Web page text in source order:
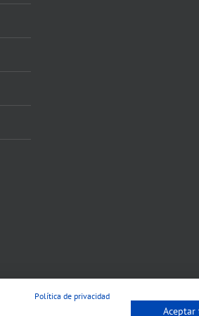
Política de privacidad
Aceptar